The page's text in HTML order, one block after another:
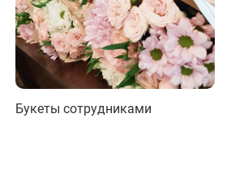
Букеты сотрудниками